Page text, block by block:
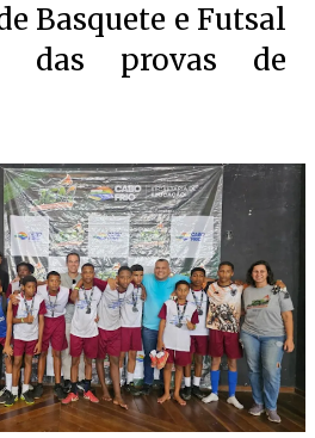
Basquete e Futsal
das provas de